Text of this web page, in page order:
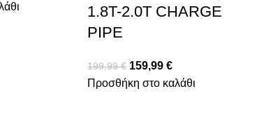
1.8T-2.0T CHARGE
PIPE
199,99€ 159,99€
Προσθήκη στο καλάθι